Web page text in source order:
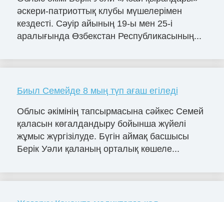
әскери-патриоттық клубы мүшелерімен
кездесті. Сәуір айының 19-ы мен 25-і
аралығында Өзбекстан Республикасының...
Биыл Семейде 8 мың түп ағаш егіледі
Облыс әкімінің тапсырмасына сәйкес Семей
қаласын көгалдандыру бойынша жүйелі
жұмыс жүргізілуде. Бүгін аймақ басшысы
Берік Уәли қаланың орталық көшеле...